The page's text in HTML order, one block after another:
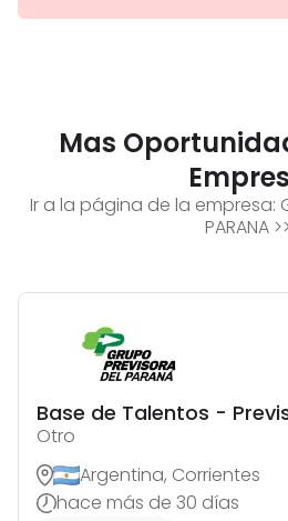
Mas
Ir a la página de la empresa:
PARANA
Base de Talentos -
Otro
Argentina, Corrientes
hace más de 30 días